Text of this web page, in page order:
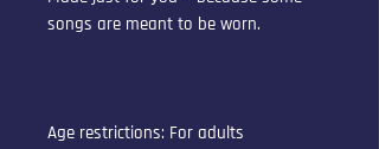
songs are meant to be worn.
Age restrictions: For adults